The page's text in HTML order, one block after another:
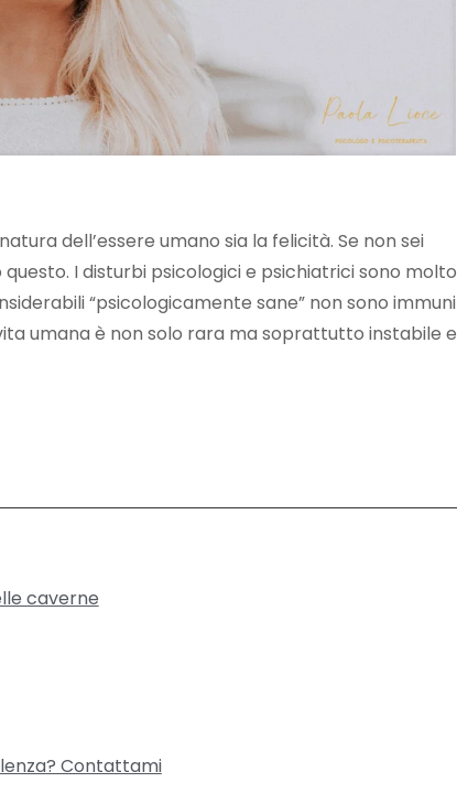
dell’essere umano sia la felicità. Se non sei
I disturbi psicologici e psichiatrici sono molto
“psicologicamente sane” non sono immuni
umana è non solo rara ma soprattutto instabile e
caverne
Contattami